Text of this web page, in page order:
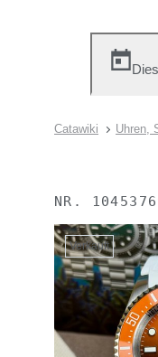
Catawiki Uhren,
NR.
Verkauft